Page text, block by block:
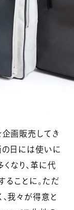
企画販売してき
の日には使いに
なり、革に代
ることに。ただ
我々が得意と